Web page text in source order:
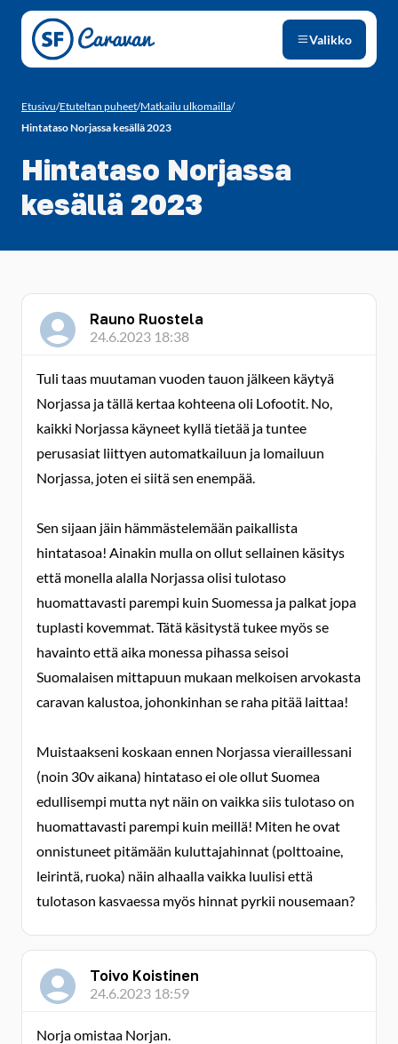
Siirry sivun sisältöön
Valikko
Etusivu/Etuteltan puheet/Matkailu ulkomailla/
Hintataso Norjassa kesällä 2023
Hintataso Norjassa
kesällä 2023
Rauno Ruostela
24.6.2023 18:38
Tuli taas muutaman vuoden tauon jälkeen käytyä
Norjassa ja tällä kertaa kohteena oli Lofootit. No,
kaikki Norjassa käyneet kyllä tietää ja tuntee
perusasiat liittyen automatkailuun ja lomailuun
Norjassa, joten ei siitä sen enempää.
Sen sijaan jäin hämmästelemään paikallista
hintatasoa! Ainakin mulla on ollut sellainen käsitys
että monella alalla Norjassa olisi tulotaso
huomattavasti parempi kuin Suomessa ja palkat jopa
tuplasti kovemmat. Tätä käsitystä tukee myös se
havainto että aika monessa pihassa seisoi
Suomalaisen mittapuun mukaan melkoisen arvokasta
caravan kalustoa, johonkinhan se raha pitää laittaa!
Muistaakseni koskaan ennen Norjassa vieraillessani
(noin 30v aikana) hintataso ei ole ollut Suomea
edullisempi mutta nyt näin on vaikka siis tulotaso on
huomattavasti parempi kuin meillä! Miten he ovat
onnistuneet pitämään kuluttajahinnat (polttoaine,
leirintä, ruoka) näin alhaalla vaikka luulisi että
tulotason kasvaessa myös hinnat pyrkii nousemaan?
Toivo Koistinen
24.6.2023 18:59
Norja omistaa Norjan.